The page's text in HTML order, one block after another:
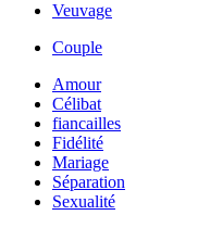
Veuvage
Couple
Amour
Célibat
fiancailles
Fidélité
Mariage
Séparation
Sexualité